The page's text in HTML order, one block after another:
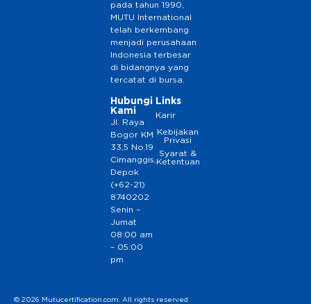
pada tahun 1990,
MUTU International
telah berkembang
menjadi perusahaan
Indonesia terbesar
di bidangnya yang
tercatat di bursa.
Hubungi
Kami
Jl. Raya
Bogor KM
33,5 No.19
Cimanggis,
Depok
(+62-21)
8740202
Senin –
Jumat
08:00 am
– 05:00
pm
Links
Karir
Kebijakan
Privasi
Syarat &
Ketentuan
© 2026 Mutucertification.com. All rights reserved